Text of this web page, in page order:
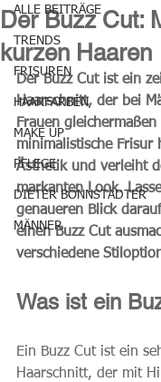
ALLE BEITRÄGE
TRENDS
FRISUREN
HAARFARBEN
MAKE UP
PFLEGE
DIETER BONNSTÄDTER
MÄNNER
Der Buzz Cut:
kurzen Haaren
Der Buzz Cut ist ein
Haarschnitt, der bei
Frauen
minimalistische Frisur
Ästhetik und verleiht
markanten Look.
genaueren Blick
einen Buzz Cut
verschiedene
Was ist ein
Ein Buzz Cut ist ein
Haarschnitt, der mit